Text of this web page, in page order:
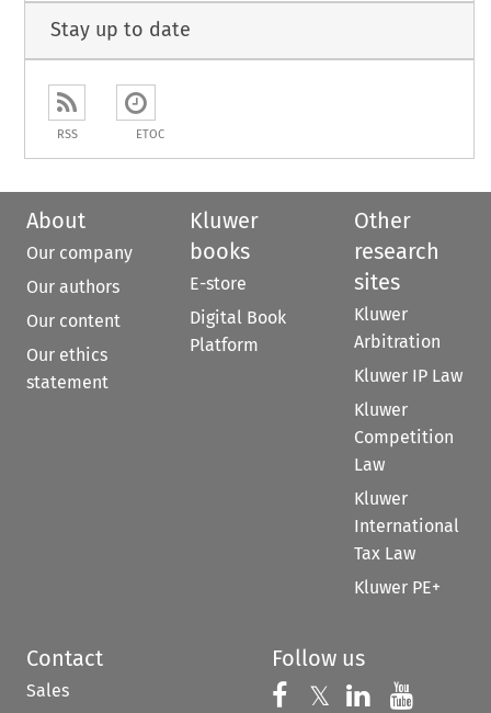
Stay up to date
RSS ETOC
About
Our company
Our authors
Our content
Our ethics
statement
Kluwer
books
E-store
Digital Book
Platform
Other
research
sites
Kluwer
Arbitration
Kluwer IP Law
Kluwer
Competition
Law
Kluwer
International
Tax Law
Kluwer PE+
Contact
Sales
Follow us
Follow us on
𝕏 Follow us on
Follow us